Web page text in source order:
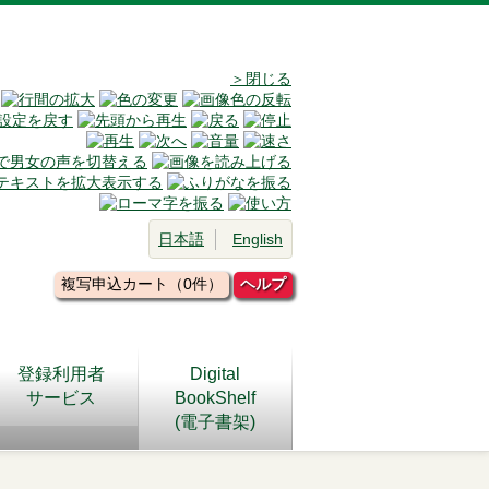
＞閉じる
日本語 English
複写申込カート（0件） ヘルプ
登録利用者
サービス
Digital
BookShelf
(電子書架)